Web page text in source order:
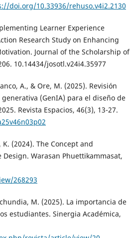
doi.org/10.33936/rehuso.v4i2.2130
Learner Experience
Research Study on Enhancing
Journal of the Scholarship of
10.14434/josotl.v24i4.35977
A., & Ore, M. (2025). Revisión
(GenIA) para el diseño de
Revista Espacios, 46(3), 13-27.
(2024). The Concept and
Warasan Phuettikammasat,
268293
M. (2025). La importancia de
estudiantes. Sinergia Académica,